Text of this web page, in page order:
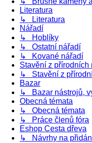
Literatura
↳ Literatura
Nářadí
↳ Hoblíky
↳ Ostatní nářadí
↳ Kované nářadí
Stavění z přírodních
↳ Stavění z
Bazar
↳ Bazar nástrojů,
Obecná témata
↳ Obecná témata
↳ Práce členů fóra
Eshop Cesta dřeva
↳ Návrhy na